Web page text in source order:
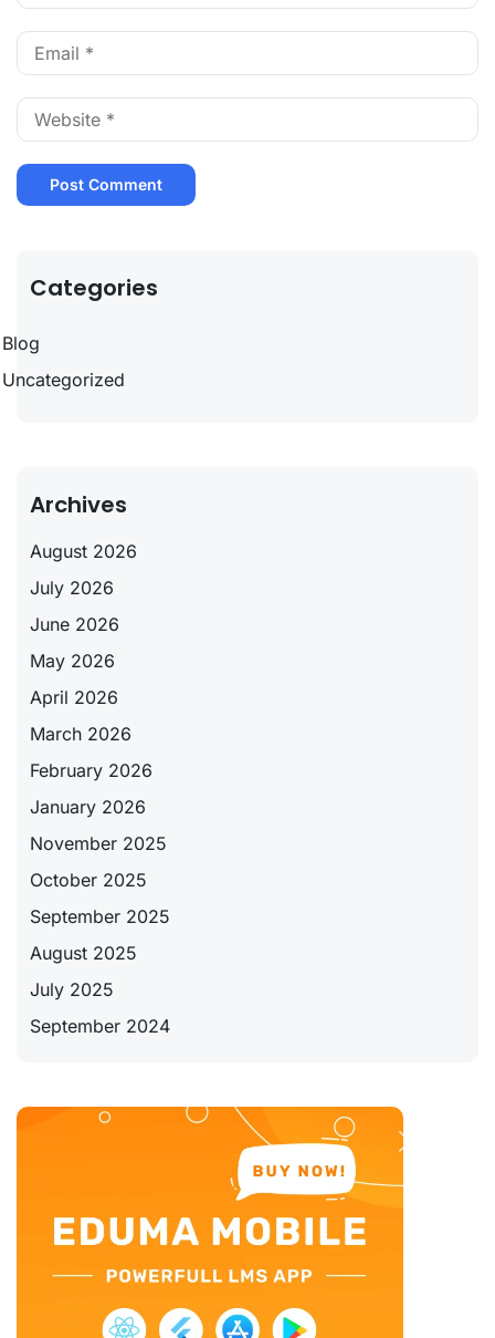
Categories
Blog
Uncategorized
Archives
August 2026
July 2026
June 2026
May 2026
April 2026
March 2026
February 2026
January 2026
November 2025
October 2025
September 2025
August 2025
July 2025
September 2024